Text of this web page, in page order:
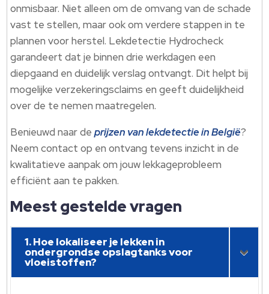
onmisbaar. Niet alleen om de omvang van de schade
vast te stellen, maar ook om verdere stappen in te
plannen voor herstel. Lekdetectie Hydrocheck
garandeert dat je binnen drie werkdagen een
diepgaand en duidelijk verslag ontvangt. Dit helpt bij
mogelijke verzekeringsclaims en geeft duidelijkheid
over de te nemen maatregelen.
Benieuwd naar deprijzen van lekdetectie in België?
Neem contact op en ontvang tevens inzicht in de
kwalitatieve aanpak om jouw lekkageprobleem
efficiënt aan te pakken.
Meest gestelde vragen
1. Hoe lokaliseer je lekken in
ondergrondse opslagtanks voor
vloeistoffen?